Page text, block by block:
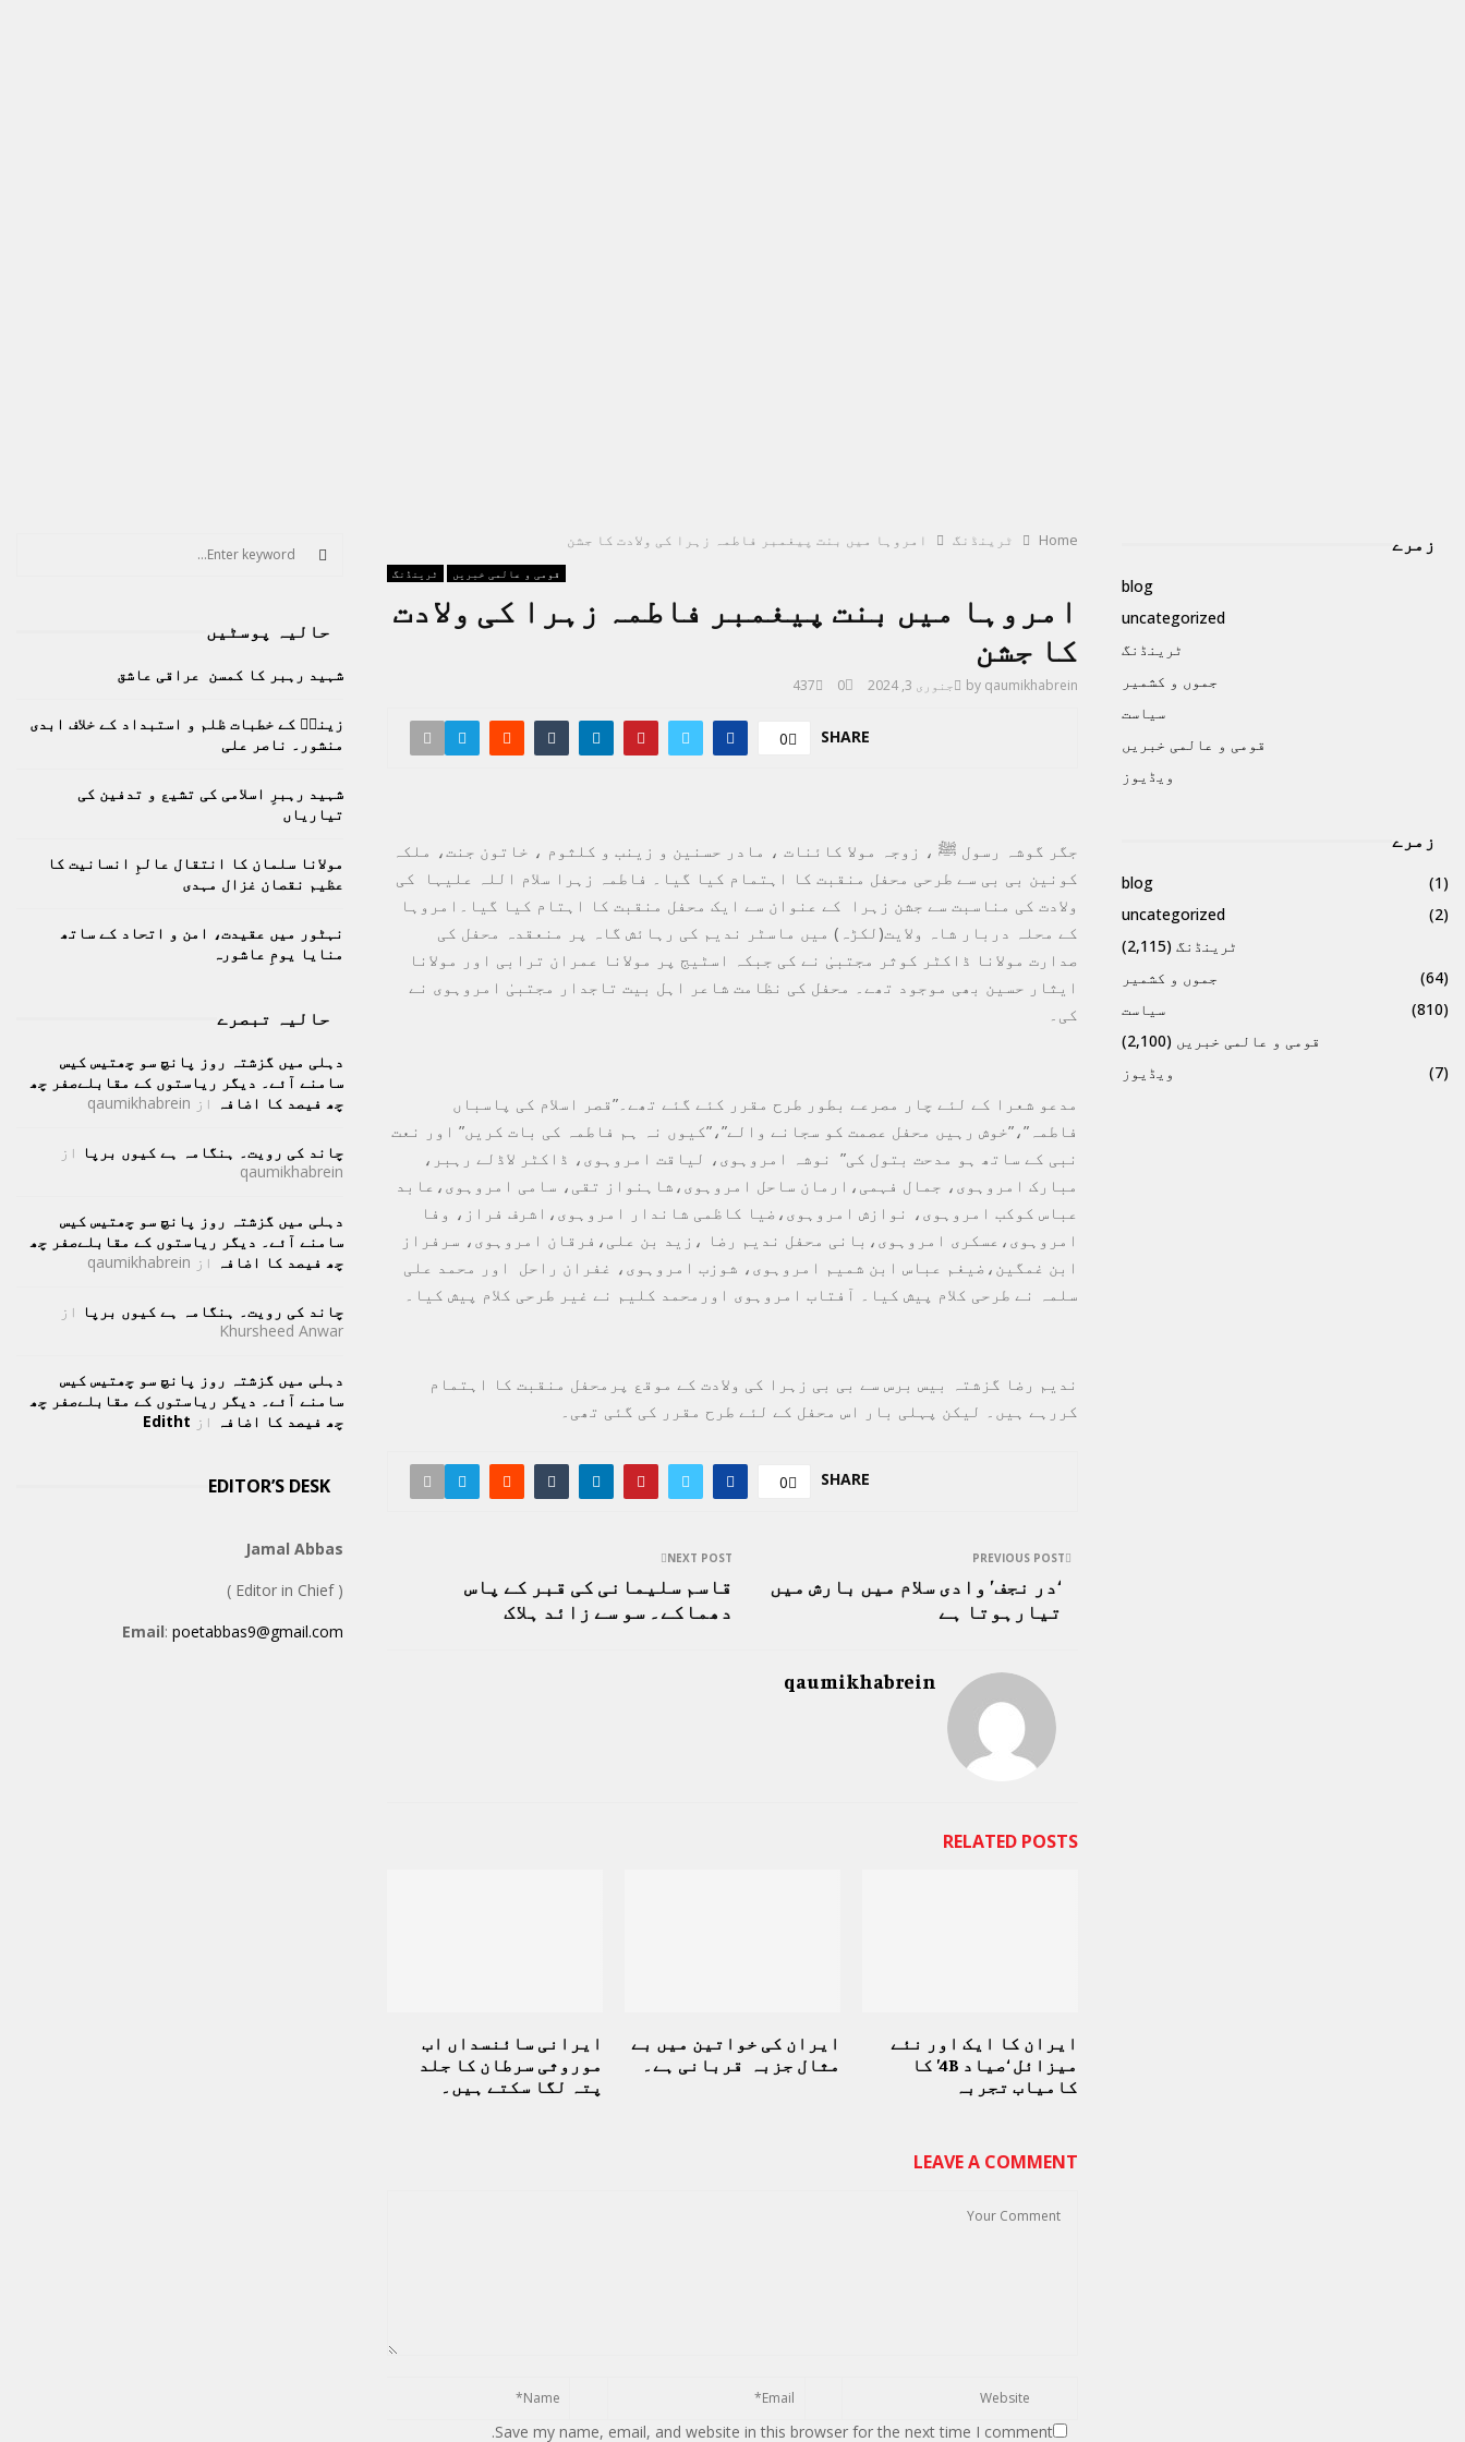
Home ٹرینڈنگ امروہا میں بنت پیغمبر فاطمہ زہرا کی ولادت کا جشن
ٹرینڈنگ قومی و عالمی خبریں
امروہا میں بنت پیغمبر فاطمہ زہرا کی ولادت
کا جشن
by qaumikhabrein جنوری 3, 2024 0
437
SHARE
0
جگر گوشہ رسول ﷺ ، زوجہ مولا کائنات ، مادر حسنین و زینب و کلثوم ، خاتون جنت، ملکہ
کونین بی بی سے طرحی محفل منقبت کا اہتمام کیا گیا۔ فاطمہ زہرا سلام اللہ علیہا کی
ولادت کی مناسبت سے جشن زہرا کے عنوان سے ایک محفل منقبت کا اہتام کیا گیا۔امروہا
کے محلہ دربار شاہ ولایت(لکڑہ) میں ماسٹر ندیم کی رہائش گاہ پر منعقدہ محفل کی
صدارت مولانا ڈاکٹر کوثر مجتبیٰ نے کی جبکہ اسٹیج پر مولانا عمران ترابی اور مولانا
ایثار حسین بھی موجود تھے۔ محفل کی نظامت شاعر اہل بیت تاجدار مجتبیٰ امروہوی نے
کی۔
مدعو شعرا کے لئے چار مصرعے بطور طرح مقرر کئے گئے تھے۔”قصر اسلام کی پاسباں
فاطمہ”،”خوش رہیں محفل عصمت کو سجانے والے”،”کیوں نہ ہم فاطمہ کی بات کریں” اور نعت
نبی کے ساتھ ہو مدحت بتول کی” نوشہ امروہوی، لیاقت امروہوی، ڈاکٹر لاڈلے رہبر،
مبارک امروہوی، جمال فہمی،ارمان ساحل امروہوی،شاہنواز تقی، سامی امروہوی،عابد
عباس کوکب امروہوی، نوازش امروہوی،ضیا کاظمی شاندار امروہوی،اشرف فراز، وفا
امروہوی،عسکری امروہوی،بانی محفل ندیم رضا ،زید بن علی،فرقان امروہوی، سرفراز
ابن غمگین،ضیغم عباس ابن شمیم امروہوی، شوزب امروہوی، غفران راحل اور محمد علی
سلمہ نے طرحی کلام پیش کیا۔ آفتاب امروہوی اورمحمد کلیم نے غیر طرحی کلام پیش کیا۔
ندیم رضا گزشتہ بیس برس سے بی بی زہرا کی ولادت کے موقع پرمحفل منقبت کا اہتمام
کررہے ہیں۔ لیکن پہلی بار اس محفل کے لئے طرح مقرر کی گئی تھی۔
SHARE
0
PREVIOUS POST
‘در نجف’ وادی سلام میں بارش میں
تیارہوتا ہے
NEXT POST
قاسم سلیمانی کی قبر کے پاس
دھماکے۔ سو سے زائد ہلاک
qaumikhabrein
RELATED POSTS
ایرانی سائنسداں اب
موروثی سرطان کا جلد
پتہ لگا سکتے ہیں۔
ایران کی خواتین میں بے
مثال جزبہ قربانی ہے۔
ایران کا ایک اور نئے
میزائل ‘صیاد 4B’ کا
کامیاب تجربہ
LEAVE A COMMENT
Save my name, email, and website in this browser for the next time I comment.
زمرے
blog
uncategorized
ٹرینڈنگ
جموں و کشمیر
سیاست
قومی و عالمی خبریں
ویڈیوز
زمرے
blog
(1)
uncategorized
(2)
ٹرینڈنگ (2,115)
جموں و کشمیر
(64)
سیاست
(810)
قومی و عالمی خبریں (2,100)
ویڈیوز
(7)
f
r
:
E
A
R
H
حالیہ پوسٹیں
شہید رہبر کا کمسن عراقی عاشق
زینبؑ کے خطبات ظلم و استبداد کے خلاف ابدی
منشور۔ ناصر علی
شہید رہبرِ اسلامی کی تشیع و تدفین کی
تیاریاں
مولانا سلمان کا انتقال عالمِ انسانیت کا
عظیم نقصان غزال مہدی
نہٹور میں عقیدت، امن و اتحاد کے ساتھ
منایا یومِ عاشورہ
حالیہ تبصرے
دہلی میں گزشتہ روز پانچ سو چھتیس کیس
سامنے آئے۔ دیگر ریاستوں کے مقابلےصفر چھ
چھ فیصد کا اضافہ از qaumikhabrein
چاند کی رویت۔ ہنگامہ ہے کیوں برپا از
qaumikhabrein
دہلی میں گزشتہ روز پانچ سو چھتیس کیس
سامنے آئے۔ دیگر ریاستوں کے مقابلےصفر چھ
چھ فیصد کا اضافہ از qaumikhabrein
چاند کی رویت۔ ہنگامہ ہے کیوں برپا از
Khursheed Anwar
دہلی میں گزشتہ روز پانچ سو چھتیس کیس
سامنے آئے۔ دیگر ریاستوں کے مقابلےصفر چھ
چھ فیصد کا اضافہ از Editht
EDITOR’S DESK
Jamal Abbas
( Editor in Chief )
Email: poetabbas9@gmail.com